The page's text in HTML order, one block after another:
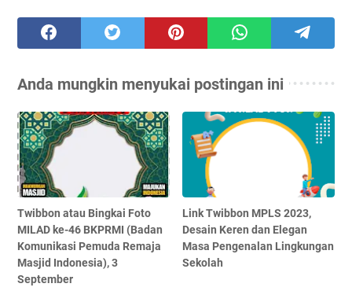
Anda mungkin menyukai postingan ini
Twibbon atau Bingkai Foto
MILAD ke-46 BKPRMI (Badan
Komunikasi Pemuda Remaja
Masjid Indonesia), 3
September
Link Twibbon MPLS 2023,
Desain Keren dan Elegan
Masa Pengenalan Lingkungan
Sekolah